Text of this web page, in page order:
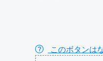
このボタンは